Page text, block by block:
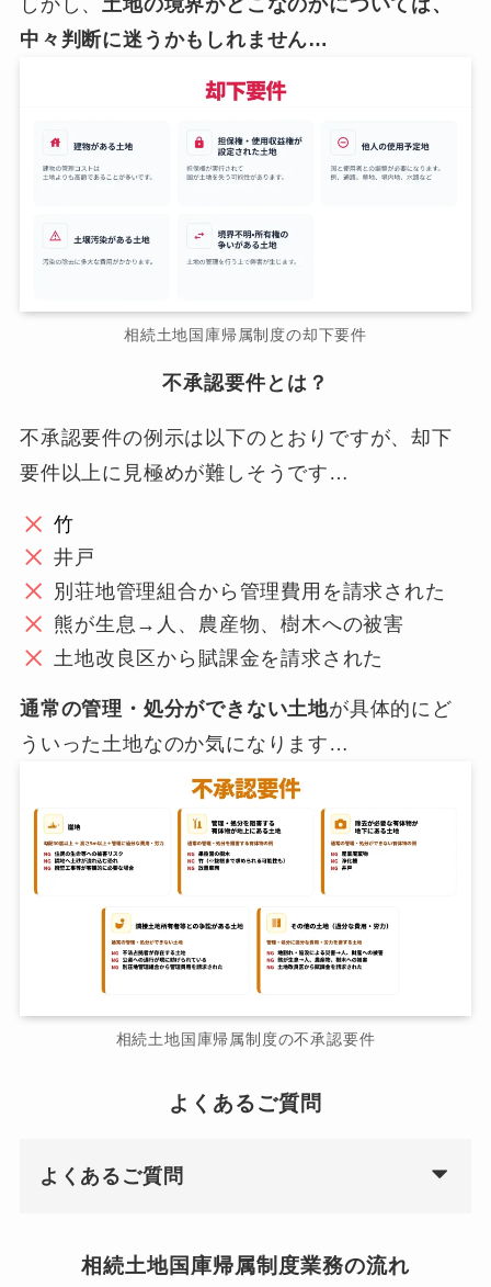
しかし、土地の境界がどこなのかについては、
中々判断に迷うかもしれません…
相続土地国庫帰属制度の却下要件
不承認要件とは？
不承認要件の例示は以下のとおりですが、却下
要件以上に見極めが難しそうです…
竹
井戸
別荘地管理組合から管理費用を請求された
熊が生息→人、農産物、樹木への被害
土地改良区から賦課金を請求された
通常の管理・処分ができない土地が具体的にど
ういった土地なのか気になります…
相続土地国庫帰属制度の不承認要件
よくあるご質問
よくあるご質問
相続土地国庫帰属制度業務の流れ